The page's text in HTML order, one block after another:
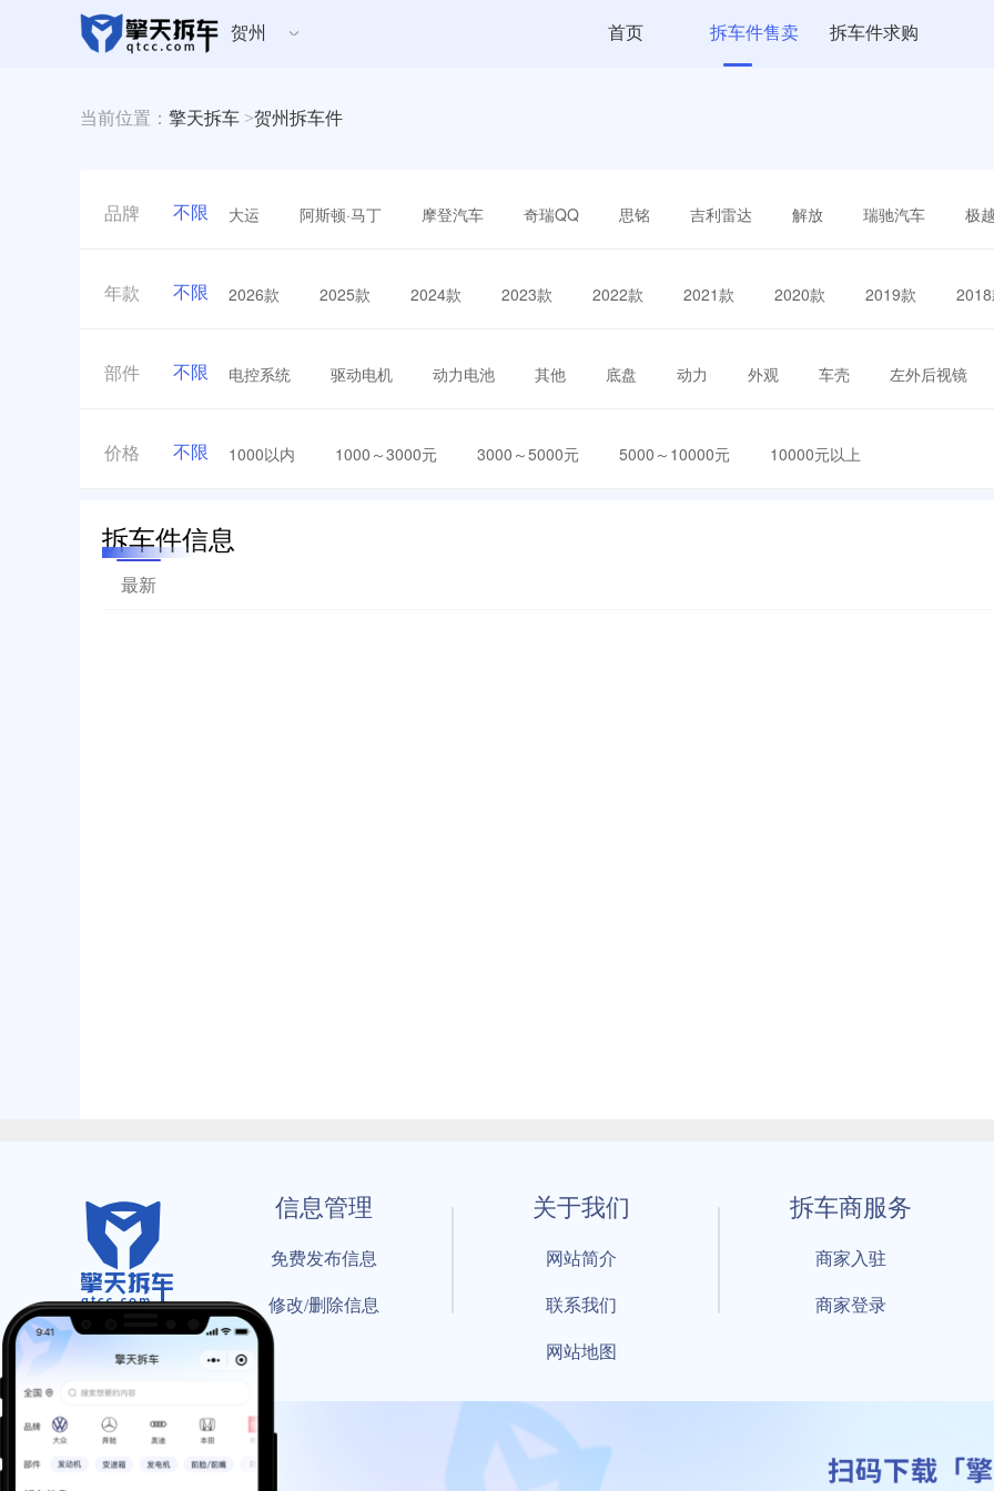
贺州 首页 拆车件售卖 拆车件求购
当前位置： 擎天拆车 >贺州拆车件
品牌 不限 大运 阿斯顿·马丁 摩登汽车 奇瑞QQ 思铭 吉利雷达 解放 瑞驰汽车 极
年款 不限 2026款 2025款 2024款 2023款 2022款 2021款 2020款 2019款
部件 不限 电控系统 驱动电机 动力电池 其他 底盘 动力 外观 车壳 左外后视镜
价格 不限 1000以内 1000～3000元 3000～5000元 5000～10000元 10000元以上
拆车件信息
最新
信息管理
免费发布信息
修改/删除信息
关于我们
网站简介
联系我们
网站地图
拆车商服务
商家入驻
商家登录
© 2021 By 擎天拆车-买卖拆车件，擎天拆车好省快 All Rights Reserved
工信部备案号：鲁ICP备18021004号-17 公安部备案号： 鲁公网安备